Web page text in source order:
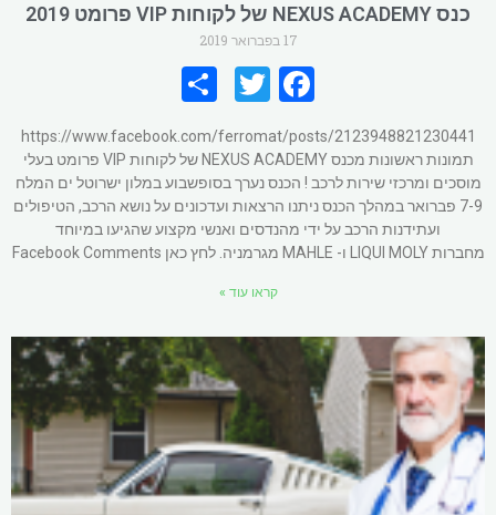
כנס NEXUS ACADEMY של לקוחות VIP פרומט 2019
17 בפברואר 2019
Fa
ce
b
o
o
k
T
wi
tt
er
h
ar
e
https://www.facebook.com/ferromat/posts/2123948821230441
תמונות ראשונות מכנס NEXUS ACADEMY של לקוחות VIP פרומט בעלי
מוסכים ומרכזי שירות לרכב ! הכנס נערך בסופשבוע במלון ישרוטל ים המלח
7-9 פברואר במהלך הכנס ניתנו הרצאות ועדכונים על נושא הרכב, הטיפולים
ועתידנות הרכב על ידי מהנדסים ואנשי מקצוע שהגיעו במיוחד
מחברות LIQUI MOLY ו- MAHLE מגרמניה. לחץ כאן Facebook Comments
קראו עוד »